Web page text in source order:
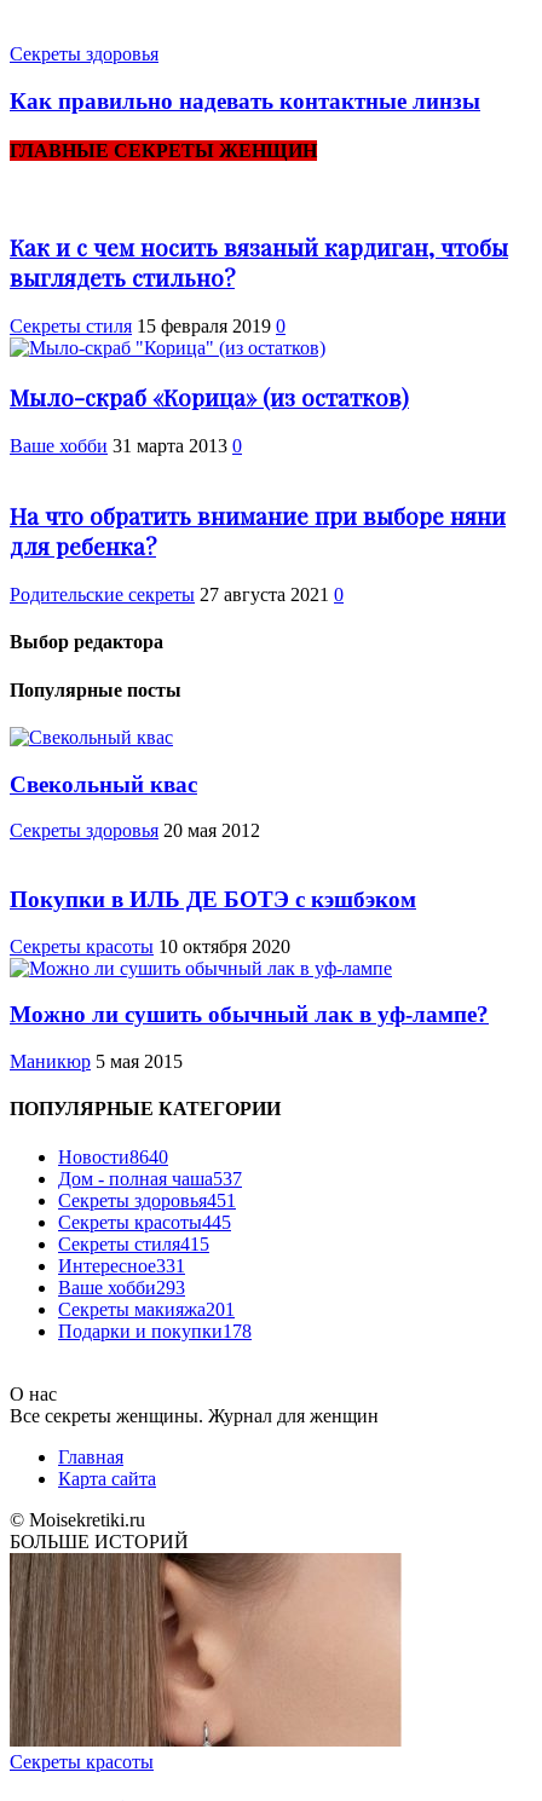
Cекреты здоровья
Как правильно надевать контактные линзы
ГЛАВНЫЕ СЕКРЕТЫ ЖЕНЩИН
Как и с чем носить вязаный кардиган, чтобы
выглядеть стильно?
Секреты стиля 15 февраля 2019 0
Мыло-скраб «Корица» (из остатков)
Ваше хобби 31 марта 2013 0
На что обратить внимание при выборе няни
для ребенка?
Родительские секреты 27 августа 2021 0
Выбор редактора
Популярные посты
Свекольный квас
Cекреты здоровья 20 мая 2012
Покупки в ИЛЬ ДЕ БОТЭ с кэшбэком
Секреты красоты 10 октября 2020
Можно ли сушить обычный лак в уф-лампе?
Маникюр 5 мая 2015
ПОПУЛЯРНЫЕ КАТЕГОРИИ
Новости8640
Дом - полная чаша537
Cекреты здоровья451
Секреты красоты445
Секреты стиля415
Интересное331
Ваше хобби293
Секреты макияжа201
Подарки и покупки178
О нас
Все секреты женщины. Журнал для женщин
Главная
Карта сайта
© Moisekretiki.ru
БОЛЬШЕ ИСТОРИЙ
Секреты красоты